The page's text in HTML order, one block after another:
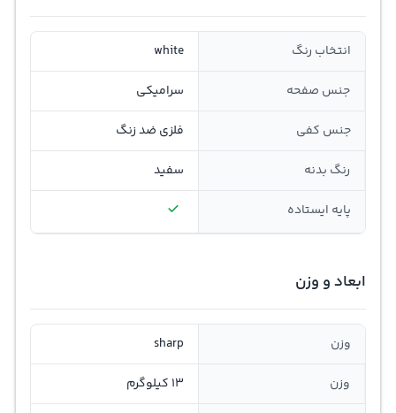
انتخاب رنگ white
جنس صفحه سرامیکی
جنس کفی فلزی ضد زنگ
رنگ بدنه سفید
پایه ایستاده
ابعاد و وزن
وزن sharp
وزن 13 کیلوگرم